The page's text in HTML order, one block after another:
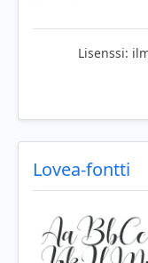
Lisenssi:
Lovea-fontti